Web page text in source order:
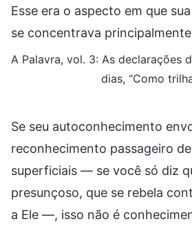
Esse era o aspecto em que
se concentrava
A Palavra, vol. 3: As declarações
dias, “Como
Se seu autoconhecimento
reconhecimento passageiro
superficiais — se você só diz
presunçoso, que se rebela
a Ele —, isso não é